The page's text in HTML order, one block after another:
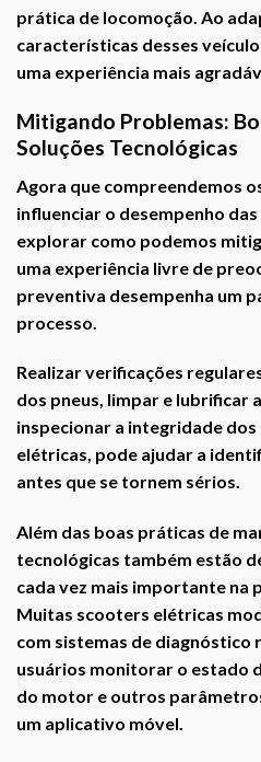
prática de locomoção. Ao
características desses
uma experiência mais
Mitigando Problemas:
Soluções Tecnológicas
Agora que compreendemos
influenciar o desempenho
explorar como podemos
uma experiência livre de
preventiva desempenha um
processo.
Realizar verificações
dos pneus, limpar e lubrificar
inspecionar a integridade dos
elétricas, pode ajudar a
antes que se tornem sérios.
Além das boas práticas de
tecnológicas também estão
cada vez mais importante na
Muitas scooters elétricas
com sistemas de diagnóstico
usuários monitorar o estado
do motor e outros
um aplicativo móvel.